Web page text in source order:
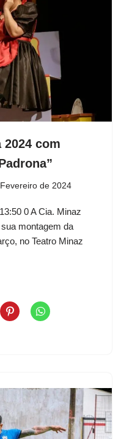
2024 com
de 2024
0 A Cia. Minaz
montagem da
no Teatro Minaz